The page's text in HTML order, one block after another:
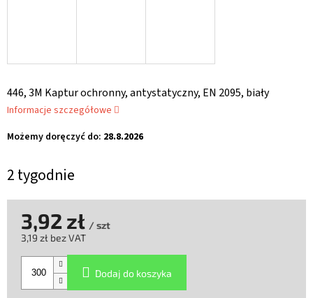
2 tygodnie
Możemy doręczyć do: 28.8.2026
446, 3M Kaptur ochronny, antystatyczny, EN 2095, biały
Informacje szczegółowe
3,92 zł / szt
3,19 zł bez VAT
jednostkowa:
Dodaj do koszyka